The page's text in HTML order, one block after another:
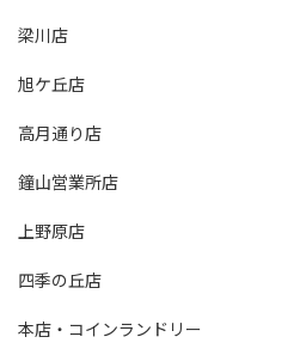
梁川店
旭ケ丘店
高月通り店
鐘山営業所店
上野原店
四季の丘店
本店・コインランドリー